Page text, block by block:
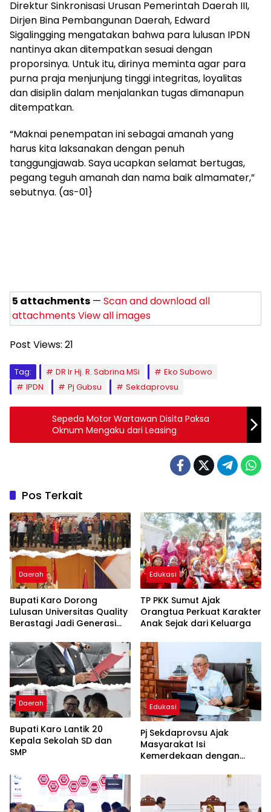
Direktur Sinkronisasi Urusan Pemerintah Daerah III,
Dirjen Bina Pembangunan Daerah, Edward
Sigalingging mengatakan bahwa para lulusan IPDN
nantinya akan ditempatkan sesuai dengan
proporsinya. Untuk itu, dirinya meminta agar para
purna praja menjunjung tinggi integritas, loyalitas
dan disiplin dalam menjalankan tugas dimanapun
ditempatkan.
“Maknai penempatan ini sebagai amanah yang
harus kita laksanakan dengan penuh
tanggungjawab. Saya ucapkan selamat bertugas,
pegang teguh amanah dan nama baik almamater,”
sebutnya. (as-01}
5 attachments — Scan and download all
attachmentsView all images
Post Views: 21
Tag: DR Ir Hj. R. Sabrina MSi
Eko Subowo
IPDN
Pj Gubsu Sekdaprovsu
Sepeda Motor Wartawan Disita Paksa
Oknum Mengaku dari Leasing
Pos Terkait
Daerah
Bupati Karo Dorong
Lulusan Universitas Quality
Berastagi Jadi Generasi
Edukasi
TP PKK Sumut Ajak
Orangtua Perkuat Karakter
Anak Sejak dari Keluarga
Daerah
Bupati Karo Lantik 20
Kepala Sekolah SD dan
SMP
Edukasi
Pj Sekdaprovsu Ajak
Masyarakat Isi
Kemerdekaan dengan
Semangat Persatuan